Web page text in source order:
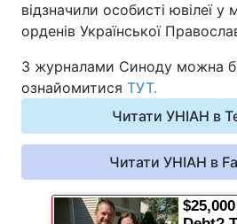
Інтерв'ю
Архів
відзначили особисті ювілеї у
орденів Української
З журналами Синоду можна
ознайомитися ТУТ.
Читати УНІАН в
Читати УНІАН в